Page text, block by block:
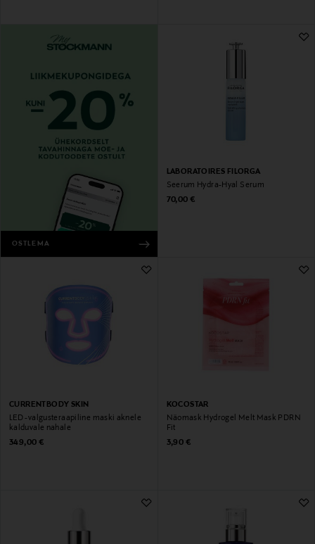
OSTLEMA
LABORATOIRES FILORGA
Seerum Hydra-Hyal Serum
Original Price
70,00 €
CURRENTBODY SKIN
LED -valgusteraapiline maski aknele
kalduvale nahale
Original Price
349,00 €
KOCOSTAR
Näomask Hydrogel Melt Mask PDRN
Fit
Original Price
3,90 €